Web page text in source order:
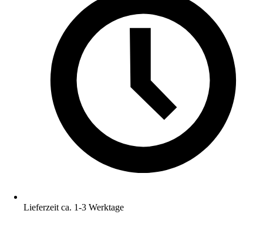
Lieferzeit ca. 1-3 Werktage